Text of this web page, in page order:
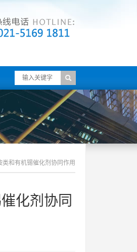
和有机锡催化剂协同作用
化剂协同